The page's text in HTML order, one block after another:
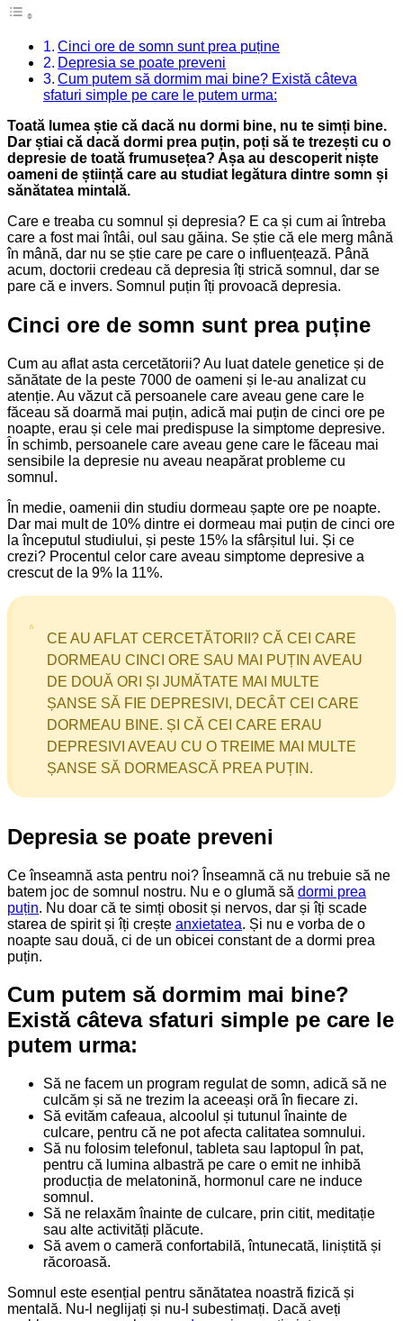
Cinci ore de somn sunt prea puține
Depresia se poate preveni
Cum putem să dormim mai bine? Există câteva
sfaturi simple pe care le putem urma:
Toată lumea știe că dacă nu dormi bine, nu te simți bine.
Dar știai că dacă dormi prea puțin, poți să te trezești cu o
depresie de toată frumusețea? Așa au descoperit niște
oameni de știință care au studiat legătura dintre somn și
sănătatea mintală.
Care e treaba cu somnul și depresia? E ca și cum ai întreba
care a fost mai întâi, oul sau găina. Se știe că ele merg mână
în mână, dar nu se știe care pe care o influențează. Până
acum, doctorii credeau că depresia îți strică somnul, dar se
pare că e invers. Somnul puțin îți provoacă depresia.
Cinci ore de somn sunt prea puține
Cum au aflat asta cercetătorii? Au luat datele genetice și de
sănătate de la peste 7000 de oameni și le-au analizat cu
atenție. Au văzut că persoanele care aveau gene care le
făceau să doarmă mai puțin, adică mai puțin de cinci ore pe
noapte, erau și cele mai predispuse la simptome depresive.
În schimb, persoanele care aveau gene care le făceau mai
sensibile la depresie nu aveau neapărat probleme cu
somnul.
În medie, oamenii din studiu dormeau șapte ore pe noapte.
Dar mai mult de 10% dintre ei dormeau mai puțin de cinci ore
la începutul studiului, și peste 15% la sfârșitul lui. Și ce
crezi? Procentul celor care aveau simptome depresive a
crescut de la 9% la 11%.
CE AU AFLAT CERCETĂTORII? CĂ CEI CARE
DORMEAU CINCI ORE SAU MAI PUȚIN AVEAU
DE DOUĂ ORI ȘI JUMĂTATE MAI MULTE
ȘANSE SĂ FIE DEPRESIVI, DECÂT CEI CARE
DORMEAU BINE. ȘI CĂ CEI CARE ERAU
DEPRESIVI AVEAU CU O TREIME MAI MULTE
ȘANSE SĂ DORMEASCĂ PREA PUȚIN.
Depresia se poate preveni
Ce înseamnă asta pentru noi? Înseamnă că nu trebuie să ne
batem joc de somnul nostru. Nu e o glumă să dormi prea
puțin. Nu doar că te simți obosit și nervos, dar și îți scade
starea de spirit și îți crește anxietatea. Și nu e vorba de o
noapte sau două, ci de un obicei constant de a dormi prea
puțin.
Cum putem să dormim mai bine?
Există câteva sfaturi simple pe care le
putem urma:
Să ne facem un program regulat de somn, adică să ne
culcăm și să ne trezim la aceeași oră în fiecare zi.
Să evităm cafeaua, alcoolul și tutunul înainte de
culcare, pentru că ne pot afecta calitatea somnului.
Să nu folosim telefonul, tableta sau laptopul în pat,
pentru că lumina albastră pe care o emit ne inhibă
producția de melatonină, hormonul care ne induce
somnul.
Să ne relaxăm înainte de culcare, prin citit, meditație
sau alte activități plăcute.
Să avem o cameră confortabilă, întunecată, liniștită și
răcoroasă.
Somnul este esențial pentru sănătatea noastră fizică și
mentală. Nu-l neglijați și nu-l subestimați. Dacă aveți